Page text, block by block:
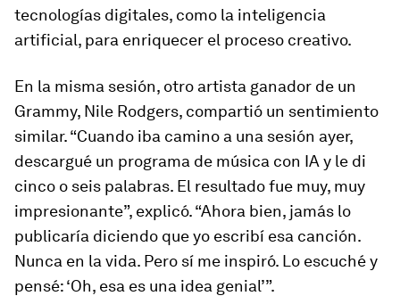
tecnologías digitales, como la inteligencia
artificial, para enriquecer el proceso creativo.
En la misma sesión, otro artista ganador de un
Grammy, Nile Rodgers, compartió un sentimiento
similar. “Cuando iba camino a una sesión ayer,
descargué un programa de música con IA y le di
cinco o seis palabras. El resultado fue muy, muy
impresionante”, explicó. “Ahora bien, jamás lo
publicaría diciendo que yo escribí esa canción.
Nunca en la vida. Pero sí me inspiró. Lo escuché y
pensé: ‘Oh, esa es una idea genial’”.